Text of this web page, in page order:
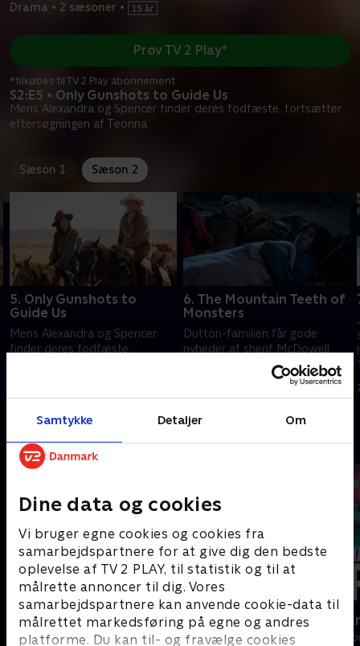
Samtykke Detaljer Om
Dine data og cookies
Vi bruger egne cookies og cookies fra
samarbejdspartnere for at give dig den bedste
oplevelse af TV 2 PLAY, til statistik og til at
målrette annoncer til dig. Vores
samarbejdspartnere kan anvende cookie-data til
målrettet markedsføring på egne og andres
platforme. Du kan til- og fravælge cookies
Drama • 2 sæsoner •
S2:E5 • Only Gunshots to Guide Us
Mens Alexandra og Spencer finder deres fodfæste, fortsætter
eftersøgningen af Teonna
Prøv TV 2 Play*
*tilkøbes til TV 2 Play abonnement
Sæson 1 Sæson 2
5. Only Gunshots to
Guide Us
Mens Alexandra og Spencer
finder deres fodfæste,
7. april 2025 • 50 min
6. The Mountain Teeth of
Monsters
Dutton-familien får gode
nyheder af sherif McDowell.
Alexandra er heldig på sin rejse,
og Teonna genforenes med et
14. april 2025 • 48 min
Andre så også
Headhunters
Drama • 1 sæsoner
Happy
Drama • 1